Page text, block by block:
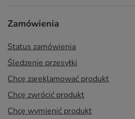
Zamówienia
Status zamówienia
Śledzenie przesyłki
Chcę zareklamować produkt
Chcę zwrócić produkt
Chcę wymienić produkt